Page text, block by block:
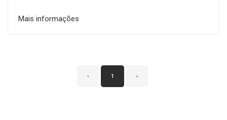
Mais informações
‹ 1 ›